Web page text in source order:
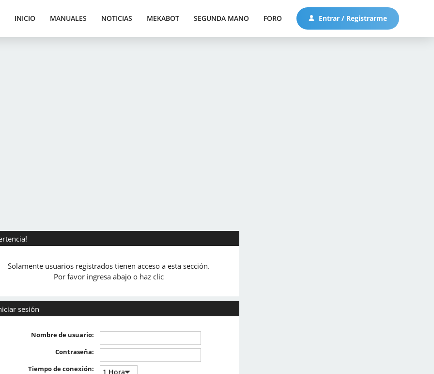
INICIO MANUALES NOTICIAS MEKABOT SEGUNDA MANO FORO Entrar / Registrarme
Solamente usuarios registrados tienen acceso a esta sección.
Por favor ingresa abajo o haz clic
sesión
Nombre de usuario:
Contraseña:
Tiempo de conexión: